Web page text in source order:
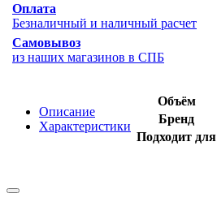
Оплата
Безналичный и наличный расчет
Самовывоз
из наших магазинов в СПБ
Описание
Характеристики
Объём
Бренд
Подходит для